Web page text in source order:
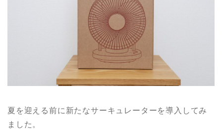
夏を迎える前に新たなサーキュレーターを導入してみ
ました。